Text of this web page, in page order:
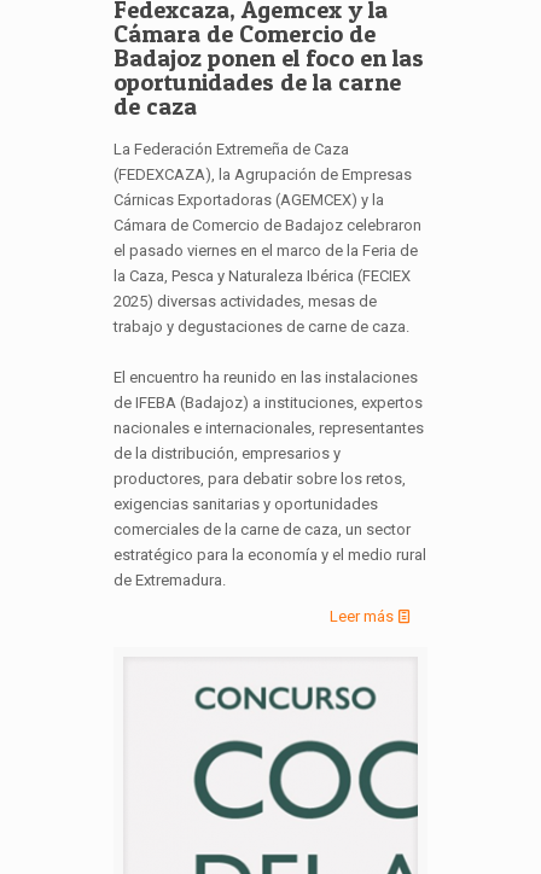
Fedexcaza, Agemcex y la
Cámara de Comercio de
Badajoz ponen el foco en las
oportunidades de la carne
de caza
La Federación Extremeña de Caza
(FEDEXCAZA), la Agrupación de Empresas
Cárnicas Exportadoras (AGEMCEX) y la
Cámara de Comercio de Badajoz celebraron
el pasado viernes en el marco de la Feria de
la Caza, Pesca y Naturaleza Ibérica (FECIEX
2025) diversas actividades, mesas de
trabajo y degustaciones de carne de caza.
El encuentro ha reunido en las instalaciones
de IFEBA (Badajoz) a instituciones, expertos
nacionales e internacionales, representantes
de la distribución, empresarios y
productores, para debatir sobre los retos,
exigencias sanitarias y oportunidades
comerciales de la carne de caza, un sector
estratégico para la economía y el medio rural
de Extremadura.
Leer más